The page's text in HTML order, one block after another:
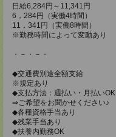
日給6,284円～11,341円
6，284円（実働4時間）
11，341円（実働8時間）
※勤務時間によって変動あり
・－・－・
◆交通費別途全額支給
※規定あり
◆支払方法：週払い・月払いOK
⇒ご希望をお聞かせください♪
◆各種資格手当あり
◆残業手当あり
◆扶養内勤務OK